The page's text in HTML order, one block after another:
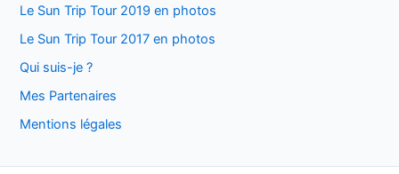
h
e
r
Le Sun Trip Tour 2019 en photos
Le Sun Trip Tour 2017 en photos
Qui suis-je ?
Mes Partenaires
Mentions légales